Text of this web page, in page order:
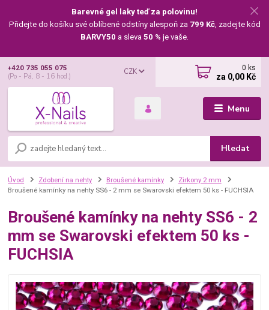
Barevné gel laky teď za polovinu!
Přidejte do košíku své oblíbené odstíny alespoň za 799 Kč, zadejte kód
BARVY50 a sleva 50 % je vaše.
Menu
CZK
Hledat
+420 735 055 075
(Po - Pá, 8 - 16 hod.)
0 ks
za 0,00 Kč
Úvod Zdobení na nehty Broušené kamínky
Zirkony 2 mm
Broušené kamínky na nehty SS6 - 2 mm se Swarovski efektem 50 ks - FUCHSIA
Broušené kamínky na nehty SS6 - 2
mm se Swarovski efektem 50 ks -
FUCHSIA